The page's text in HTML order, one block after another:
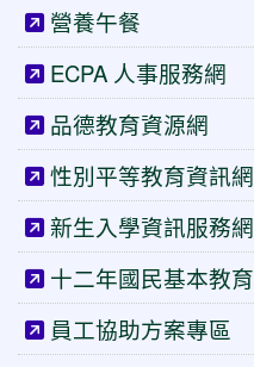
營養午餐
ECPA 人事服務網
品德教育資源網
性別平等教育資訊網
新生入學資訊服務網
十二年國民基本教育
員工協助方案專區